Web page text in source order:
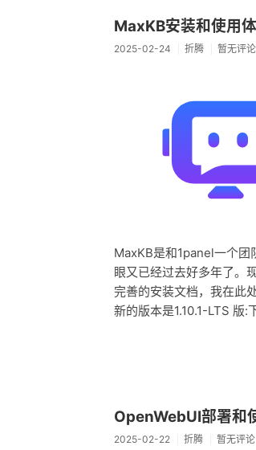
MaxKB安装和使用
2025-02-24 折腾 暂无评论
MaxKB是和1panel一个
眼又已经过去好多年了。
完善的安装文档，我在此
新的版本是1.10.1-LTS 版
OpenWebUI部署和
2025-02-22 折腾 暂无评论